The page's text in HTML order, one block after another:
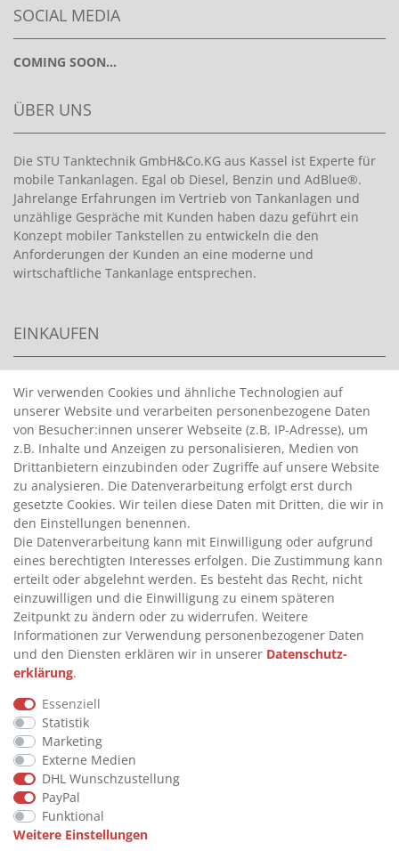
SOCIAL MEDIA
COMING SOON...
ÜBER UNS
Die STU Tanktechnik GmbH&Co.KG aus Kassel ist Experte für
mobile Tankanlagen. Egal ob Diesel, Benzin und AdBlue®.
Jahrelange Erfahrungen im Vertrieb von Tankanlagen und
unzählige Gespräche mit Kunden haben dazu geführt ein
Konzept mobiler Tankstellen zu entwickeln die den
Anforderungen der Kunden an eine moderne und
wirtschaftliche Tankanlage entsprechen.
EINKAUFEN
HANDPUMPEN FÜR BENZIN
>
HANDPUMPEN FÜR ÖLE
>
TANKANLAGEN
>
ADBLUE® BETANKUNG
INFORMATIONEN
>
FAQ
>
VERTRAG WIDERRUFEN
>
WIDERRUFSRECHT
>
WIDERRUFSFORMULAR
IMPRESSUM
>
DATENSCHUTZERKLÄRUNG
>
AGB
>
KONTAKT
© Copyright 2026 by STU Tanktechnik
Alle Rechte vorbehalten.
Wir verwenden Cookies und ähnliche Technologien auf
unserer Website und verarbeiten personenbezogene Daten
von Besucher:innen unserer Webseite (z.B. IP-Adresse), um
z.B. Inhalte und Anzeigen zu personalisieren, Medien von
Drittanbietern einzubinden oder Zugriffe auf unsere Website
zu analysieren. Die Datenverarbeitung erfolgt erst durch
gesetzte Cookies. Wir teilen diese Daten mit Dritten, die wir in
den Einstellungen benennen.
Die Datenverarbeitung kann mit Einwilligung oder aufgrund
eines berechtigten Interesses erfolgen. Die Zustimmung kann
erteilt oder abgelehnt werden. Es besteht das Recht, nicht
einzuwilligen und die Einwilligung zu einem späteren
Zeitpunkt zu ändern oder zu widerrufen. Weitere
Informationen zur Verwendung personenbezogener Daten
und den Diensten erklären wir in unserer Daten­schutz­
erklärung.
Essenziell
Statistik
Marketing
Externe Medien
DHL Wunschzustellung
PayPal
Funktional
Weitere Einstellungen